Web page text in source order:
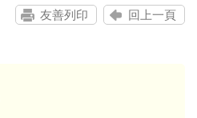
友善列印 回上一頁